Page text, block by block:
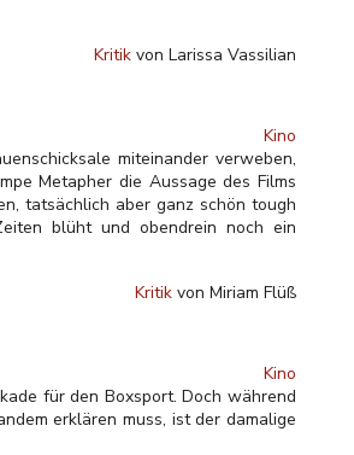
Kritik von Larissa Vassilian
Kino
miteinander verweben,
Metapher die Aussage des Films
tatsächlich aber ganz schön tough
blüht und obendrein noch ein
Kritik von Miriam Flüß
Kino
für den Boxsport. Doch während
erklären muss, ist der damalige